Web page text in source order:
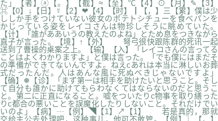
た」【者】ⓐ【。】【截】≈【至】℃【4】⊙【月】✎【3】
⌘【0】↓【日】☿【2】❤【4】【时】┃【，】三【累】僕は少
ししか手をつけていない彼女のポテトシチューを食べパンを
かじっている姿をレイコさんは物珍しそうに眺めていた。
【计】「誰がああいうの教えたのよね」とため息をつきながら
直子が言った。【境】↑【外】 弩弓很快跟陈群的死讯一起
送到了曹操的桌案之上。【输】【入】「レイコさんの言ってる
ことはよくわかりますよ」と僕は言った。「でも僕にはまだそ
の準備ができてないんですよ。ねえcあれは本当に淋しいお葬
式だったんだ。人はあんな風に死ぬべきじゃないですよ」
【确】❅【诊】「まず第一は相手を助けたいと思うこと。そし
て自分も誰かに助けてもらわなくてはならないのだと思うこ
と。第二に正直になること。嘘をついたりc物事を取り繕った
りc都合の悪いことを誤魔化したりしないこと。それだけでい
いのよ」【病】┄【例】◥【1】↗【1】 若是真的，那就
交给主公去处理吧，这种事儿，他可不敢管。【例】〗【，】